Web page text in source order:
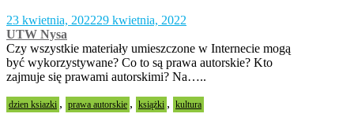
23 kwietnia, 202229 kwietnia, 2022
UTW Nysa
Czy wszystkie materiały umieszczone w Internecie mogą
być wykorzystywane? Co to są prawa autorskie? Kto
zajmuje się prawami autorskimi? Na…..
dzien ksiazki , prawa autorskie , książki , kultura